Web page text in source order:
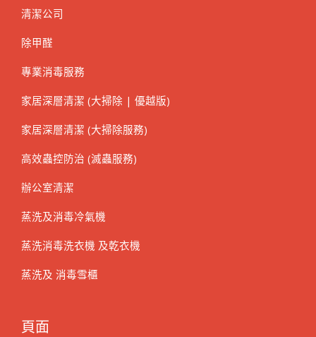
清潔公司
除甲醛
專業消毒服務
家居深層清潔 (大掃除 | 優越版)
家居深層清潔 (大掃除服務)
高效蟲控防治 (滅蟲服務)
辦公室清潔
蒸洗及消毒冷氣機
蒸洗消毒洗衣機 及乾衣機
蒸洗及 消毒雪櫃
頁面